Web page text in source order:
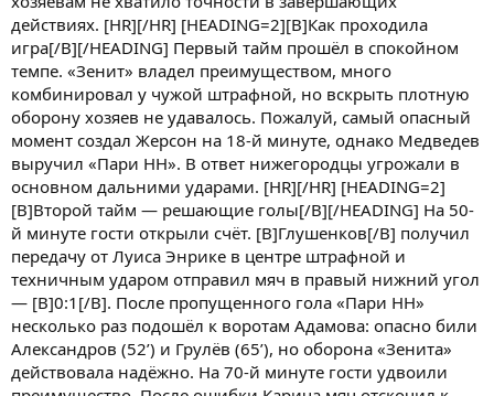
действиях. [HR][/HR] [HEADING=2][B]Как проходила
игра[/B][/HEADING] Первый тайм прошёл в спокойном
темпе. «Зенит» владел преимуществом, много
комбинировал у чужой штрафной, но вскрыть плотную
оборону хозяев не удавалось. Пожалуй, самый опасный
момент создал Жерсон на 18-й минуте, однако Медведев
выручил «Пари НН». В ответ нижегородцы угрожали в
основном дальними ударами. [HR][/HR] [HEADING=2]
[B]Второй тайм — решающие голы[/B][/HEADING] На 50-
й минуте гости открыли счёт. [B]Глушенков[/B] получил
передачу от Луиса Энрике в центре штрафной и
техничным ударом отправил мяч в правый нижний угол
— [B]0:1[/B]. После пропущенного гола «Пари НН»
несколько раз подошёл к воротам Адамова: опасно били
Александров (52’) и Грулёв (65’), но оборона «Зенита»
действовала надёжно. На 70-й минуте гости удвоили